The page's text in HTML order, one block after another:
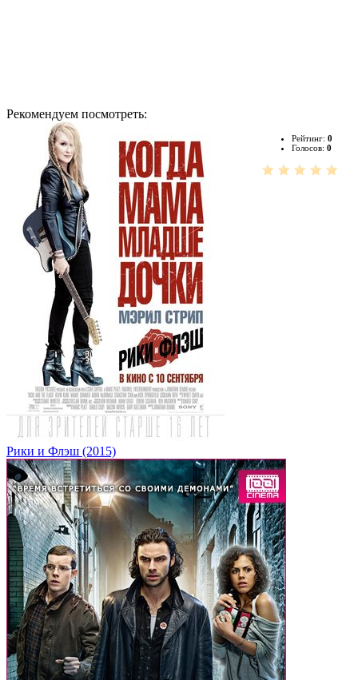
Рекомендуем посмотреть:
Рейтинг: 0
Голосов: 0
Рики и Флэш (2015)